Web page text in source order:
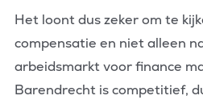
Het loont dus zeker om te
compensatie en niet alleen
arbeidsmarkt voor finance
Barendrecht is competitief,